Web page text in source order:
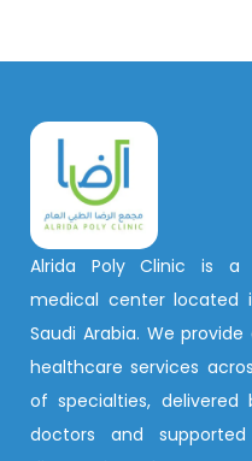
Alrida Poly Clinic is a
medical center located
Saudi Arabia. We
healthcare services
of specialties, delivered
doctors and